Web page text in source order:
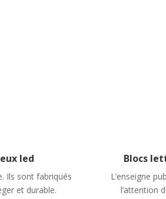
led
Ils sont fabriqués
et durable.
Blocs
L’enseigne
l’attention